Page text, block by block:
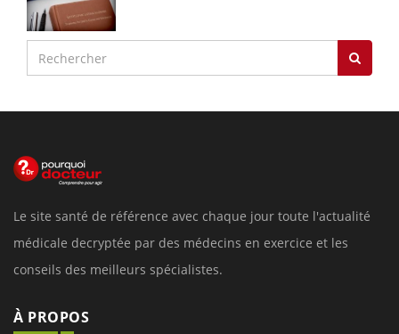
Le site santé de référence avec chaque jour toute l'actualité
médicale decryptée par des médecins en exercice et les
conseils des meilleurs spécialistes.
À PROPOS